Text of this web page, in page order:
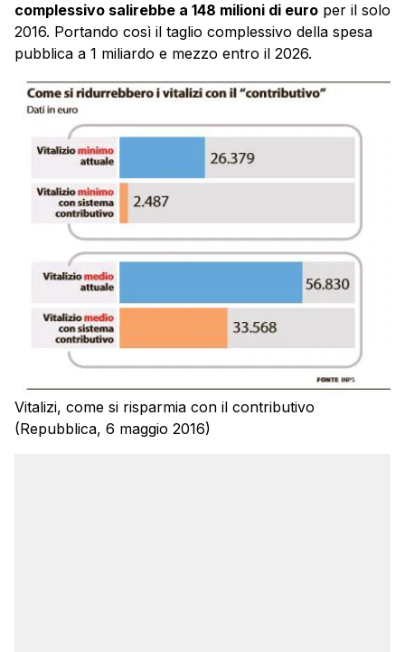
complessivo salirebbe a 148 milioni di euro per il solo
2016. Portando così il taglio complessivo della spesa
pubblica a 1 miliardo e mezzo entro il 2026.
Vitalizi, come si risparmia con il contributivo
(Repubblica, 6 maggio 2016)